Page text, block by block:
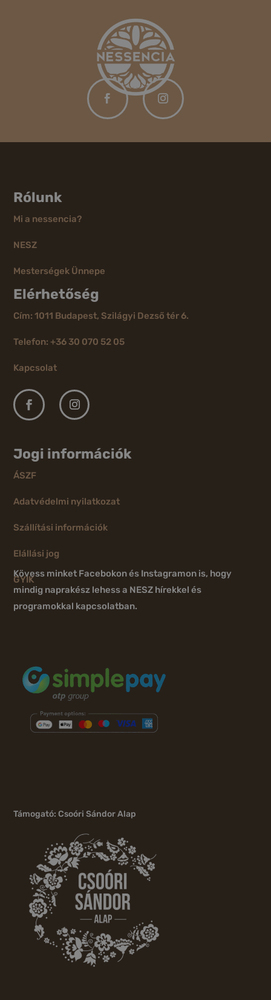
Rólunk
Mi a nessencia?
NESZ
Mesterségek Ünnepe
Elérhetőség
Cím: 1011 Budapest, Szilágyi Dezső tér 6.
Telefon: +36 30 070 52 05
Kapcsolat
Jogi információk
ÁSZF
Adatvédelmi nyilatkozat
Szállítási információk
Elállási jog
GYIK
Kövess minket Facebokon és Instagramon is, hogy
mindig naprakész lehess a NESZ hírekkel és
programokkal kapcsolatban.
Támogató: Csoóri Sándor Alap